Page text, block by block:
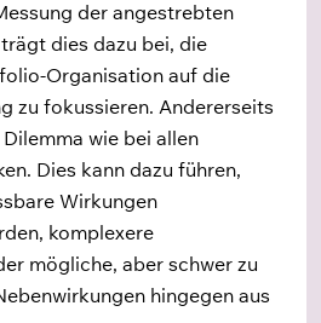
der angestrebten
dies dazu bei, die
Organisation auf die
zu fokussieren. Andererseits
wie bei allen
Dies kann dazu führen,
Wirkungen
komplexere
mögliche, aber schwer zu
hingegen aus